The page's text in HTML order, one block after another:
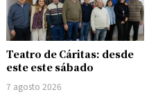
Teatro de Cáritas: desde
este este sábado
7 agosto 2026